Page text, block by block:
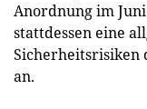
Anordnung im
stattdessen eine
Sicherheitsrisiken
an.